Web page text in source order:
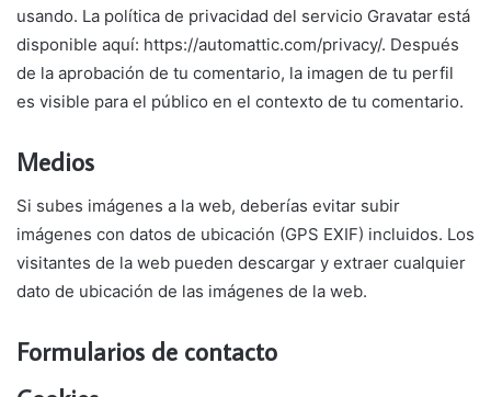
usando. La política de privacidad del servicio Gravatar está
disponible aquí: https://automattic.com/privacy/. Después
de la aprobación de tu comentario, la imagen de tu perfil
es visible para el público en el contexto de tu comentario.
Medios
Si subes imágenes a la web, deberías evitar subir
imágenes con datos de ubicación (GPS EXIF) incluidos. Los
visitantes de la web pueden descargar y extraer cualquier
dato de ubicación de las imágenes de la web.
Formularios de contacto